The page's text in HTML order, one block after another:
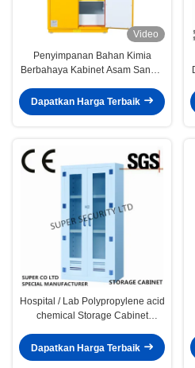
Video
Penyimpanan Bahan Kimia
Berbahaya Kabinet Asam Sangat
Dapatkan Harga Terbaik
Hospital / Lab Polypropylene acid
chemical Storage Cabinet
Dapatkan Harga Terbaik